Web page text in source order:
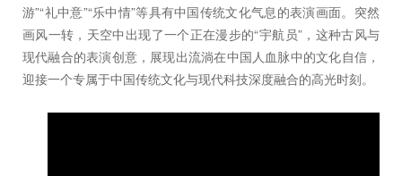
游”“礼中意”“乐中情”等具有中国传统文化气息的表演画面。突然
画风一转，天空中出现了一个正在漫步的“宇航员”，这种古风与
现代融合的表演创意，展现出流淌在中国人血脉中的文化自信，
迎接一个专属于中国传统文化与现代科技深度融合的高光时刻。